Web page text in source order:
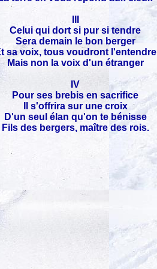
Celui qui dort si pur si tendre
Sera demain le bon berger
sa voix, tous voudront l'entendre
Mais non la voix d'un étranger
IV
Pour ses brebis en sacrifice
Il s'offrira sur une croix
D'un seul élan qu'on te bénisse
Fils des bergers, maître des rois.